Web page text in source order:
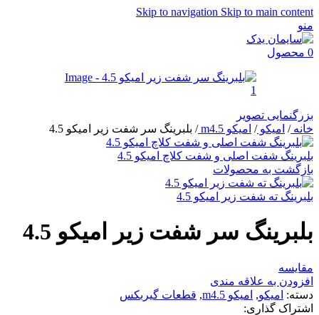
Skip to navigation Skip to main content
منو
0 محصول
بزرگنمایی تصویر
خانه/ امیکو/ امیکو m4.5 / بلبرینگ سر شفت زیر امیکو 4.5
بلبرینگ شفت اصلی و شفت کلاچ امیکو 4.5
بازگشت به محصولات
بلبرینگ ته شفت زیر امیکو 4.5
بلبرینگ سر شفت زیر امیکو 4.5
مقایسه
افزودن به علاقه مندی
دسته: امیکو, امیکو m4.5 , قطعات گیربکس
اشتراک گذاری: